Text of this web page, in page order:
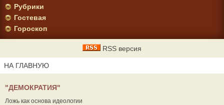
Рубрики
Гостевая
Гороскоп
RSS версия
НА ГЛАВНУЮ
"ДЕМОКРАТИЯ"
Ложь как основа идеологии